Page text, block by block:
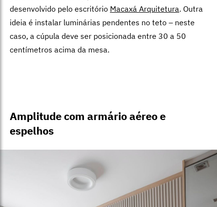
desenvolvido pelo escritório Macaxá Arquitetura. Outra
ideia é instalar luminárias pendentes no teto – neste
caso, a cúpula deve ser posicionada entre 30 a 50
centímetros acima da mesa.
Amplitude com armário aéreo e
espelhos